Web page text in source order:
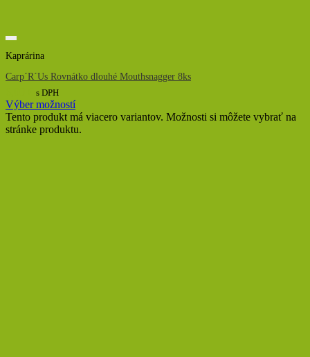
Kaprárina
Carp´R´Us Rovnátko dlouhé Mouthsnagger 8ks
s DPH
Výber možností
Tento produkt má viacero variantov. Možnosti si môžete vybrať na
stránke produktu.